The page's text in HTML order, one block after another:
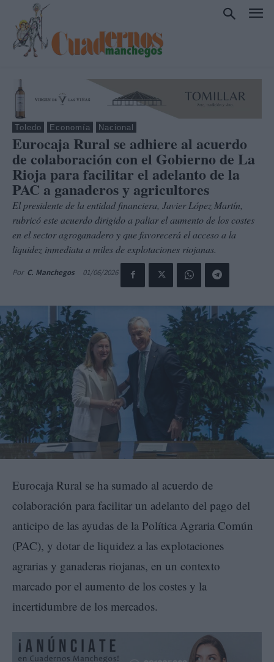
Toledo Economía Nacional
Eurocaja Rural se adhiere al acuerdo
de colaboración con el Gobierno de La
Rioja para facilitar el adelanto de la
PAC a ganaderos y agricultores
El presidente de la entidad financiera, Javier López Martín,
rubricó este acuerdo dirigido a paliar el aumento de los costes
en el sector agroganadero y que favorecerá el acceso a la
liquidez inmediata a miles de explotaciones riojanas.
Por C. Manchegos 01/06/2026
Eurocaja Rural se ha sumado al acuerdo de
colaboración para facilitar un adelanto del pago del
anticipo de las ayudas de la Política Agraria Común
(PAC), y dotar de liquidez a las explotaciones
agrarias y ganaderas riojanas, en un contexto
marcado por el aumento de los costes y la
incertidumbre de los mercados.